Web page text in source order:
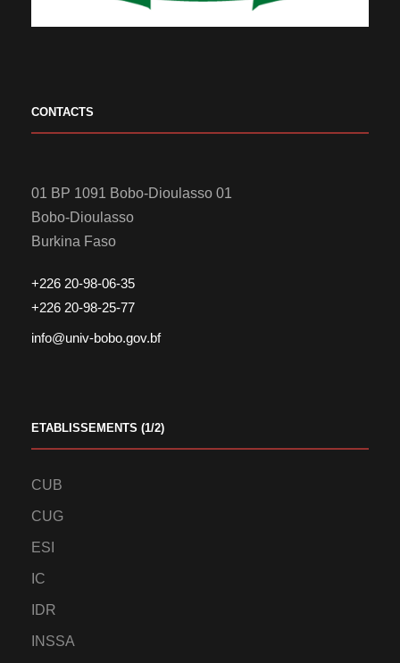
CONTACTS
01 BP 1091 Bobo-Dioulasso 01
Bobo-Dioulasso
Burkina Faso
+226 20-98-06-35
+226 20-98-25-77
info@univ-bobo.gov.bf
ETABLISSEMENTS (1/2)
CUB
CUG
ESI
IC
IDR
INSSA